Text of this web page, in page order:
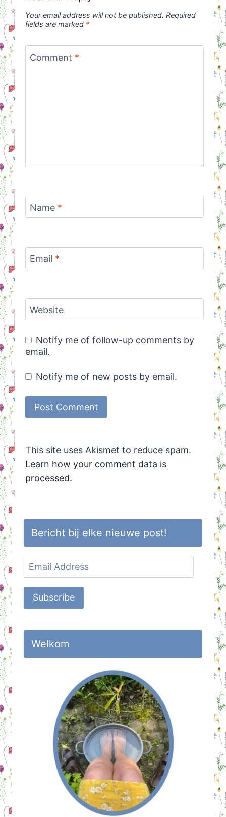
Your email address will not be published. Required
fields are marked *
Comment *
Name *
Email *
Website
Notify me of follow-up comments by
email.
Notify me of new posts by email.
This site uses Akismet to reduce spam.
Learn how your comment data is
processed.
Bericht bij elke nieuwe post!
Email
Address
Subscribe
Welkom